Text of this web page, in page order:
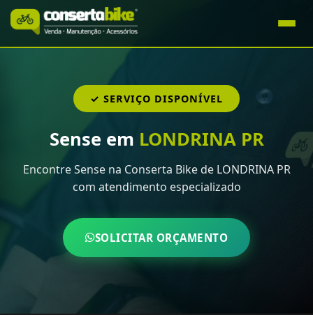
✓ SERVIÇO DISPONÍVEL
Sense em LONDRINA PR
Encontre Sense na Conserta Bike de LONDRINA PR
com atendimento especializado
SOLICITAR ORÇAMENTO